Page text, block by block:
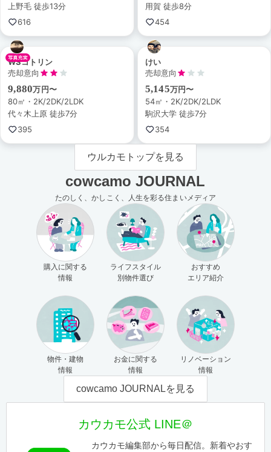
上野毛 徒歩13分
616
用賀 徒歩8分
454
WSコトリン
売却意向
9,880万円〜
80㎡・2K/2DK/2LDK
代々木上原 徒歩7分
395
けい
売却意向
5,145万円〜
54㎡・2K/2DK/2LDK
駒沢大学 徒歩7分
354
ウルカモトップを見る
cowcamo JOURNAL
たのしく、かしこく、人生を彩る住まいメディア
購入に関する
情報
ライフスタイル
別物件選び
おすすめ
エリア紹介
物件・建物
情報
お金に関する
情報
リノベーション
情報
cowcamo JOURNALを見る
カウカモ公式 LINE＠
カウカモ編集部から毎日配信。新着やおす